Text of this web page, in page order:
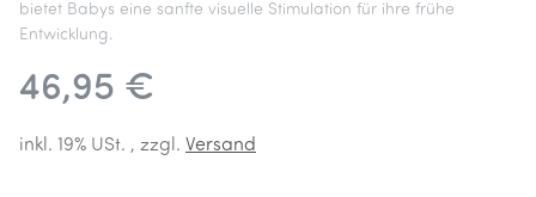
bietet Babys eine sanfte visuelle Stimulation für ihre frühe
Entwicklung.
46,95 €
inkl. 19% USt. , zzgl. Versand